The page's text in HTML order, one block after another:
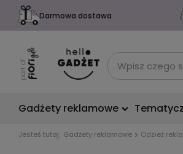
Darmowa dostawa
Gadżety reklamowe
Jesteś tutaj: Gadżety reklamowe Odzież